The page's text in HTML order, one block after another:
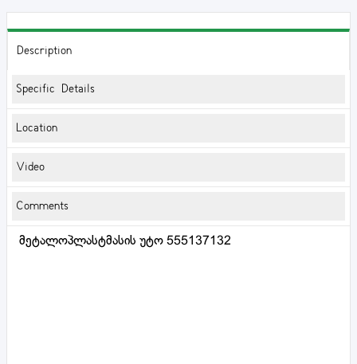
Description
Specific Details
Location
Video
Comments
მეტალოპლასტმასის უტო 555137132